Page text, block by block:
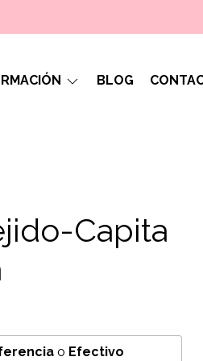
BLOG
Capita
o Efectivo